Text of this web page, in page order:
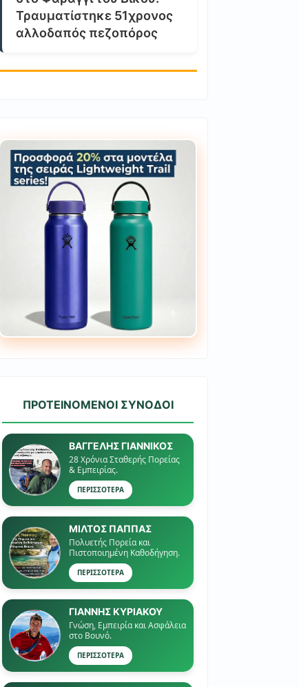
Τραυματίστηκε 51χρονος
αλλοδαπός πεζοπόρος
ΠΡΟΤΕΙΝΟΜΕΝΟΙ ΣΥΝΟΔΟΙ
ΒΑΓΓΕΛΗΣ ΓΙΑΝΝΙΚΟΣ
28 Χρόνια Σταθερής Πορείας
& Εμπειρίας.
ΠΕΡΙΣΣΟΤΕΡΑ
ΜΙΛΤΟΣ ΠΑΠΠΑΣ
Πολυετής Πορεία και
Πιστοποιημένη Καθοδήγηση.
ΠΕΡΙΣΣΟΤΕΡΑ
ΓΙΑΝΝΗΣ ΚΥΡΙΑΚΟΥ
Γνώση, Εμπειρία και Ασφάλεια
στο Βουνό.
ΠΕΡΙΣΣΟΤΕΡΑ